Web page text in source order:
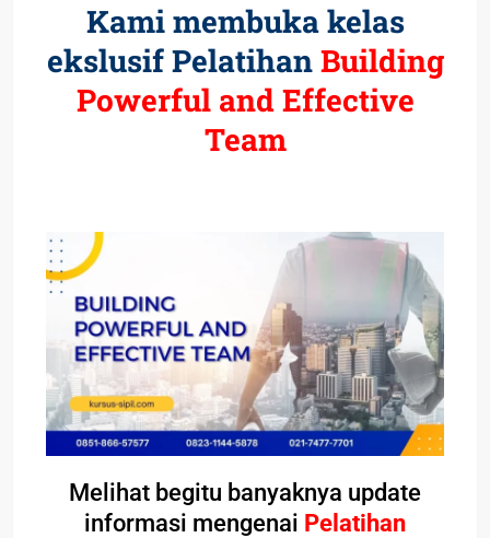
Kami membuka kelas
ekslusif PelatihanBuilding
Powerful and Effective
Team
Melihat begitu banyaknya update
informasi mengenai Pelatihan